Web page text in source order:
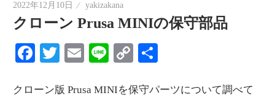
2022年12月10日 yakizakana
クローン Prusa MINIの保守部品
Facebook
Twitter
EmailLineCopy
クローン版 Prusa MINIを保守パーツについて調べて